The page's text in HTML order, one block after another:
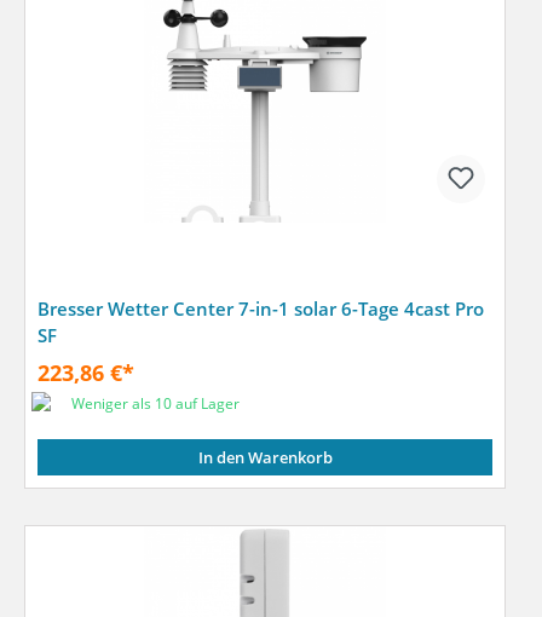
Bresser Wetter Center 7-in-1 solar 6-Tage 4cast Pro
SF
223,86 €*
Weniger als 10 auf Lager
In den Warenkorb